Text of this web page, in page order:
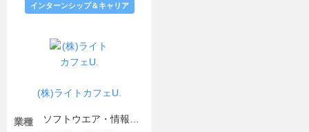
(株)ライトカフェU.
インターンシップ＆キャリア
業種